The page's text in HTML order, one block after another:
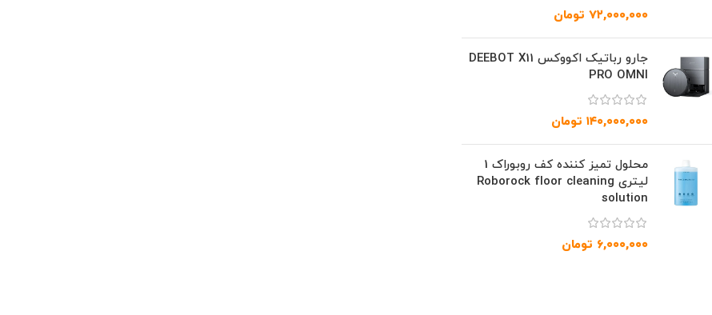
۷۲,۰۰۰,۰۰۰ تومان
جارو رباتیک اکووکس DEEBOT X11
PRO OMNI
۱۴۰,۰۰۰,۰۰۰ تومان
محلول تمیز کننده کف روبوراک 1
لیتری Roborock floor cleaning
solution
۶,۰۰۰,۰۰۰ تومان